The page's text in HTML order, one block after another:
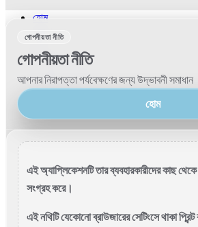
হোম
অ্যাপ
স্পিড টেস্ট
আমার IP অবস্থান
প্রক্সি চেকার
গোপনীয়তা নীতি
গোপনীয়তা নীতি
আপনার নিরাপত্তা পর্যবেক্ষণের জন্য উদ্ভাবনী সমাধান
হোম
এই অ্যাপ্লিকেশনটি তার ব্যবহারকারীদের কাছ
সংগ্রহ করে।
এই নথিটি যেকোনো ব্রাউজারের সেটিংসে থাকা প্রিন্ট